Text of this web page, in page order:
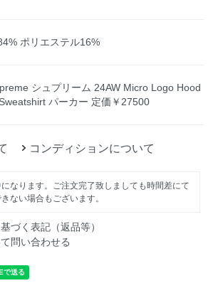
ポリエステル16%
シュプリーム 24AW Micro Logo Hood
パーカー 定価￥27500
コンディションについて
なります。ご注文完了致しましても時間差にて
ない場合もございます。
づく表記（返品等）
問い合わせる